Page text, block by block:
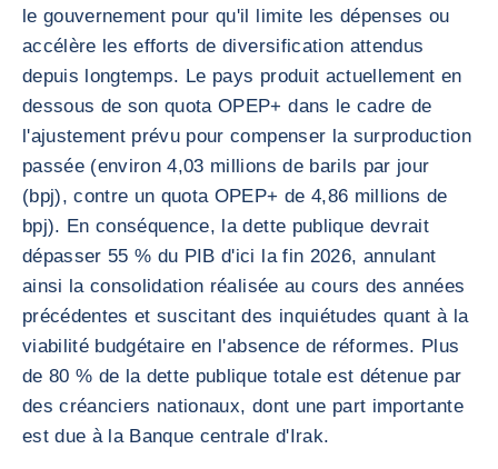
le gouvernement pour qu'il limite les dépenses ou
accélère les efforts de diversification attendus
depuis longtemps. Le pays produit actuellement en
dessous de son quota OPEP+ dans le cadre de
l'ajustement prévu pour compenser la surproduction
passée (environ 4,03 millions de barils par jour
(bpj), contre un quota OPEP+ de 4,86 millions de
bpj). En conséquence, la dette publique devrait
dépasser 55 % du PIB d'ici la fin 2026, annulant
ainsi la consolidation réalisée au cours des années
précédentes et suscitant des inquiétudes quant à la
viabilité budgétaire en l'absence de réformes. Plus
de 80 % de la dette publique totale est détenue par
des créanciers nationaux, dont une part importante
est due à la Banque centrale d'Irak.